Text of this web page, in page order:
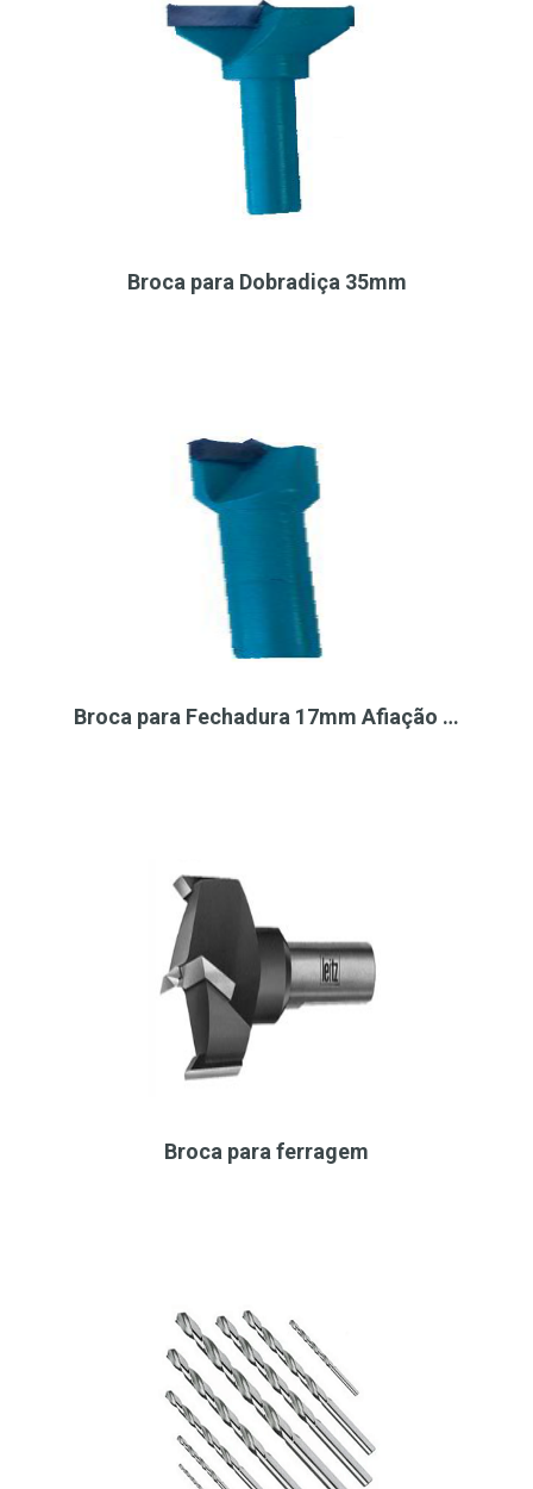
Broca para Dobradiça 35mm
Broca para Fechadura 17mm Afiação …
Broca para ferragem